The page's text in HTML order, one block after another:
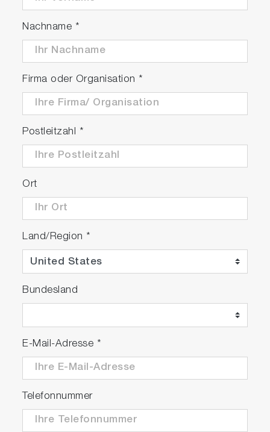
Nachname *
Firma oder Organisation *
Postleitzahl *
Ort
Land/Region *
Bundesland
E-Mail-Adresse *
Telefonnummer